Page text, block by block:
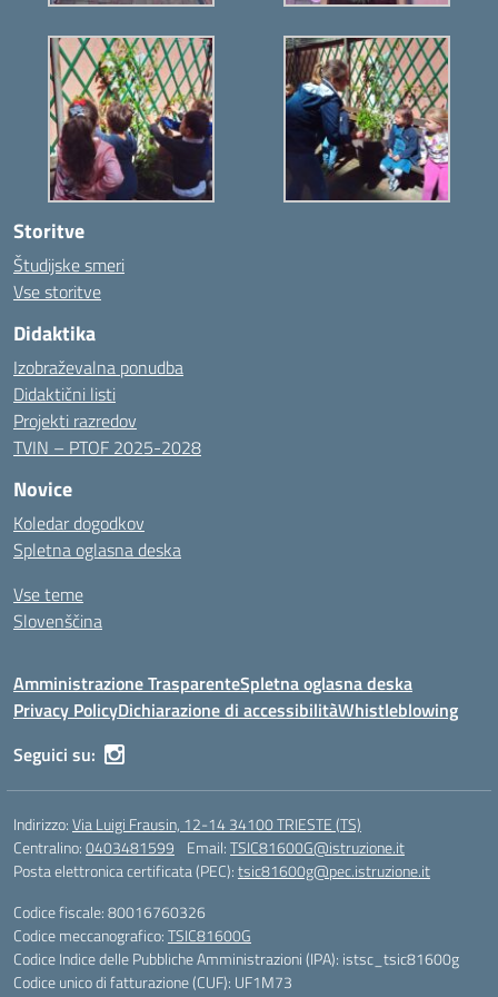
Storitve
Študijske smeri
Vse storitve
Didaktika
Izobraževalna ponudba
Didaktični listi
Projekti razredov
TVIN – PTOF 2025-2028
Novice
Koledar dogodkov
Spletna oglasna deska
Vse teme
Slovenščina
Amministrazione TrasparenteSpletna oglasna deska
Privacy PolicyDichiarazione di accessibilitàWhistleblowing
Seguici su:
Indirizzo:Via Luigi Frausin, 12-14 34100 TRIESTE (TS)
Centralino:0403481599 Email:TSIC81600G@istruzione.it
Posta elettronica certificata (PEC):tsic81600g@pec.istruzione.it
Codice fiscale: 80016760326
Codice meccanografico:TSIC81600G
Codice Indice delle Pubbliche Amministrazioni (IPA): istsc_tsic81600g
Codice unico di fatturazione (CUF): UF1M73